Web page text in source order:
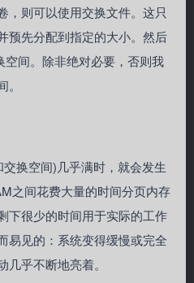
，则可以使用交换文件。这只
预先分配到指定的大小。然后
间。除非绝对必要，否则我
换空间)几乎满时，就会发生
之间花费大量的时间分页内存
下很少的时间用于实际的工作
易见的：系统变得缓慢或完全
乎不断地亮着。